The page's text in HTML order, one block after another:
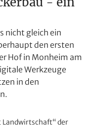
nicht gleich ein
den ersten
Hof in Monheim am
Werkzeuge
in den
Landwirtschaft“ der